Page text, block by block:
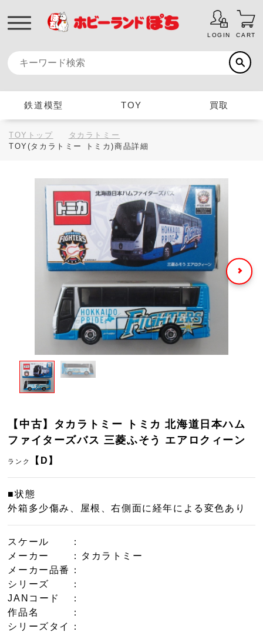
LOGIN CART
鉄道模型 TOY 買取
TOYトップ
タカラトミー
TOY(タカラトミー トミカ)商品詳細
【中古】タカラトミー トミカ 北海道日本ハム
ファイターズバス 三菱ふそう エアロクィーン
ランク 【D】
■状態
外箱多少傷み、屋根、右側面に経年による変色あり
スケール
：
メーカー
：タカラトミー
メーカー品番
：
シリーズ
：
JANコード
：
作品名
：
シリーズタイ
：